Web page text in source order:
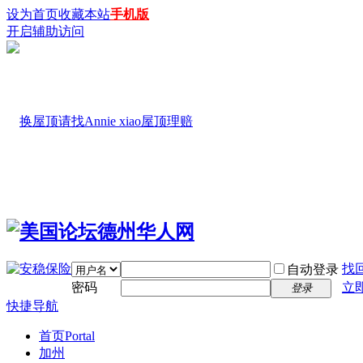
设为首页收藏本站手机版
开启辅助访问
自动登录 找
密码
登录
立
快捷导航
首页Portal
加州